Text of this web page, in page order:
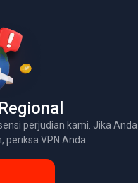
perjudian kami. Jika Anda
periksa VPN Anda